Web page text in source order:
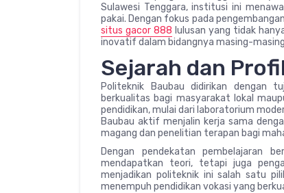
Sulawesi Tenggara, institusi ini
pakai. Dengan fokus pada
situs gacor 888 lulusan yang tidak
inovatif dalam bidangnya masing-
Sejarah dan
Politeknik Baubau didirikan dengan
berkualitas bagi masyarakat lokal
pendidikan, mulai dari laboratorium
Baubau aktif menjalin kerja sama
magang dan penelitian terapan bagi
Dengan pendekatan pembelajaran
mendapatkan teori, tetapi juga
menjadikan politeknik ini salah satu
menempuh pendidikan vokasi yang